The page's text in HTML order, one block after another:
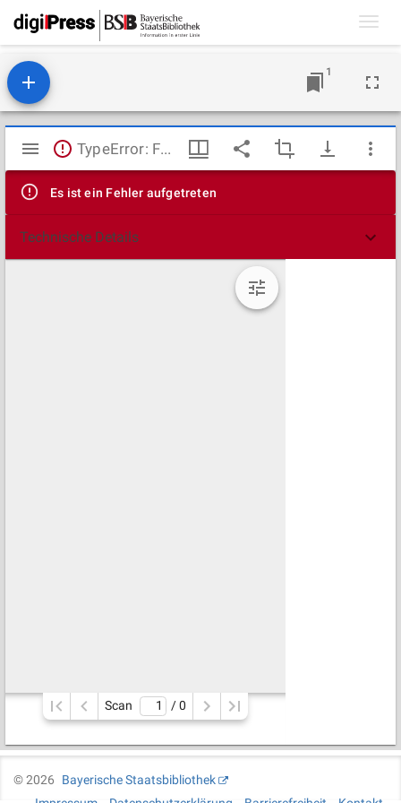
1
Mirador
Viewer
TypeError: Failed to fetch
Es ist ein Fehler aufgetreten
Technische Details
Scan / 0
©2026
Bayerische Staatsbibliothek